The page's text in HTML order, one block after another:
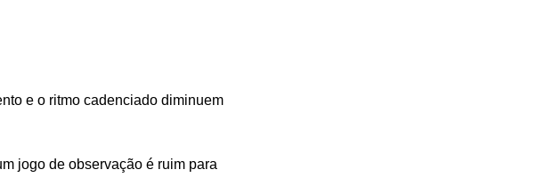
e o ritmo cadenciado diminuem
jogo de observação é ruim para